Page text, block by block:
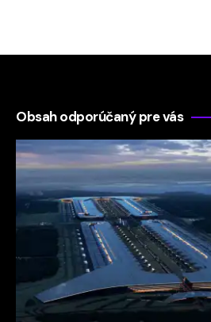
Obsah odporúčaný pre vás